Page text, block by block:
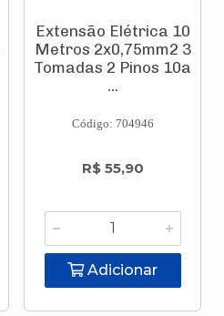
Extensão Elétrica 10
Metros 2x0,75mm2 3
Tomadas 2 Pinos 10a
...
Código: 704946
R$ 55,90
Adicionar